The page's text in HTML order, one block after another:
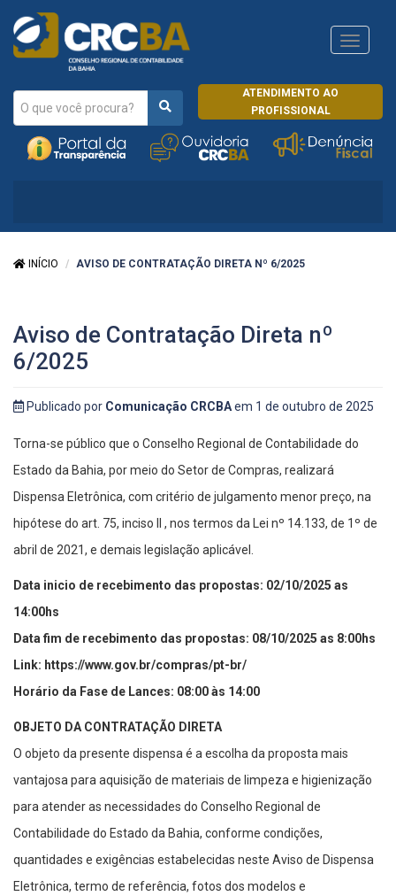
ATENDIMENTO AO
PROFISSIONAL
CRCRJ
INÍCIO AVISO DE CONTRATAÇÃO DIRETA Nº 6/2025
Aviso de Contratação Direta nº
6/2025
Publicado por Comunicação CRCBAem 1 de outubro de 2025
Torna-se público que o Conselho Regional de Contabilidade do
Estado da Bahia, por meio do Setor de Compras, realizará
Dispensa Eletrônica, com critério de julgamento menor preço, na
hipótese do art. 75, inciso II , nos termos da Lei nº 14.133, de 1º de
abril de 2021, e demais legislação aplicável.
Data inicio de recebimento das propostas: 02/10/2025 as
14:00hs
Data fim de recebimento das propostas: 08/10/2025 as 8:00hs
Link: https://www.gov.br/compras/pt-br/
Horário da Fase de Lances: 08:00 às 14:00
OBJETO DA CONTRATAÇÃO DIRETA
O objeto da presente dispensa é a escolha da proposta mais
vantajosa para aquisição de materiais de limpeza e higienização
para atender as necessidades do Conselho Regional de
Contabilidade do Estado da Bahia, conforme condições,
quantidades e exigências estabelecidas neste Aviso de Dispensa
Eletrônica, termo de referência, fotos dos modelos e